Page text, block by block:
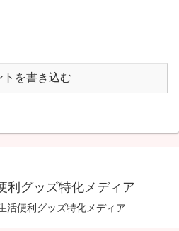
トを書き込む
利グッズ特化メディア
活便利グッズ特化メディア.